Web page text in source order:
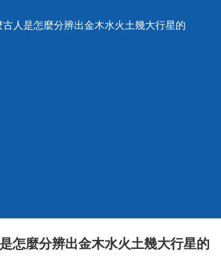
人是怎麼分辨出金木水火土幾大行星的
怎麼分辨出金木水火土幾大行星的